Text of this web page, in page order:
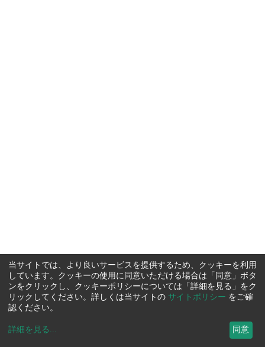
当サイトでは、より良いサービスを提供するため、クッキーを利用
しています。クッキーの使用に同意いただける場合は「同意」ボタ
ンをクリックし、クッキーポリシーについては「詳細を見る」をク
リックしてください。詳しくは当サイトの サイトポリシー をご確
認ください。
詳細を見る ... 同意